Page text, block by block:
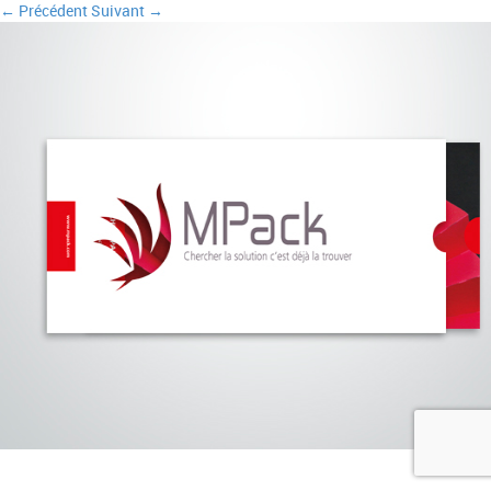
← PrécédentSuivant →